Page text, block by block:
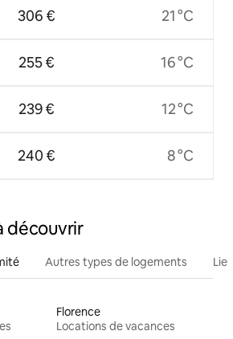
306 €
255 €
239 €
240 €
21 °C
16 °C
12 °C
8 °C
découvrir
Autres types de logements
Florence
Locations de vacances